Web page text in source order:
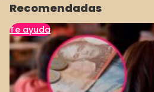
Recomendadas
Te ayuda